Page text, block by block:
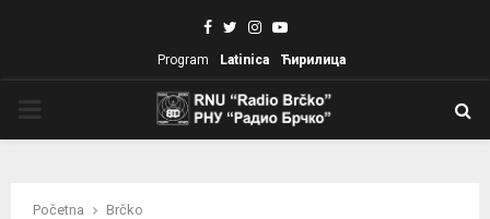
Facebook
TwitterInstagram
Youtube
Program Latinica Ћирилица
Početna
Brčko